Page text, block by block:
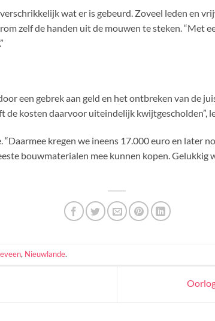
wat er is gebeurd. Zoveel leden en
zelf de handen uit de mouwen te steken. “Met
een gebrek aan geld en het ontbreken van de
de kosten daarvoor uiteindelijk kwijtgescholden”,
kregen we ineens 17.000 euro en later
bouwmaterialen mee kunnen kopen.
, Nieuwlande.